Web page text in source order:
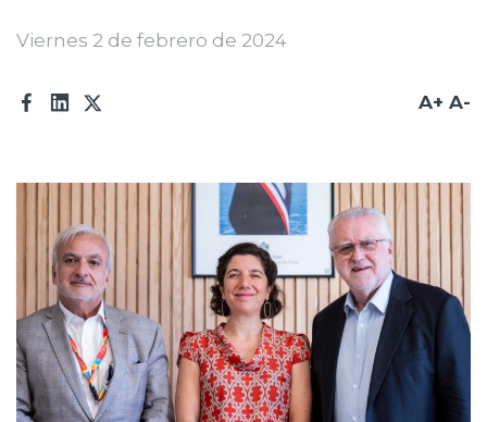
Viernes 2 de febrero de 2024
A+ A-